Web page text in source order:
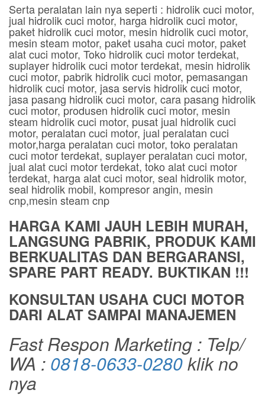
Serta peralatan lain nya seperti : hidrolik cuci motor,
jual hidrolik cuci motor, harga hidrolik cuci motor,
paket hidrolik cuci motor, mesin hidrolik cuci motor,
mesin steam motor, paket usaha cuci motor, paket
alat cuci motor, Toko hidrolik cuci motor terdekat,
suplayer hidrolik cuci motor terdekat, mesin hidrolik
cuci motor, pabrik hidrolik cuci motor, pemasangan
hidrolik cuci motor, jasa servis hidrolik cuci motor,
jasa pasang hidrolik cuci motor, cara pasang hidrolik
cuci motor, produsen hidrolik cuci motor, mesin
steam hidrolik cuci motor, pusat jual hidrolik cuci
motor, peralatan cuci motor, jual peralatan cuci
motor,harga peralatan cuci motor, toko peralatan
cuci motor terdekat, suplayer peralatan cuci motor,
jual alat cuci motor terdekat, toko alat cuci motor
terdekat, harga alat cuci motor, seal hidrolik motor,
seal hidrolik mobil, kompresor angin, mesin
cnp,mesin steam cnp
HARGA KAMI JAUH LEBIH MURAH,
LANGSUNG PABRIK, PRODUK KAMI
BERKUALITAS DAN BERGARANSI,
SPARE PART READY. BUKTIKAN !!!
KONSULTAN USAHA CUCI MOTOR
DARI ALAT SAMPAI MANAJEMEN
Fast Respon Marketing : Telp/
WA : 0818-0633-0280klik no
nya